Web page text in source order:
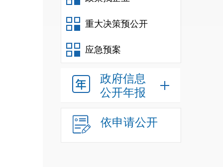
重大决策预公开
应急预案
政府信息
公开年报
依申请公开